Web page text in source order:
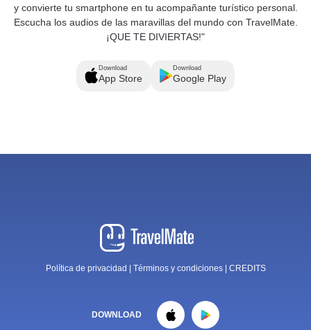
y convierte tu smartphone en tu acompañante turístico personal.
Escucha los audios de las maravillas del mundo con TravelMate.
¡QUE TE DIVIERTAS!"
Download
App Store
Download
Google Play
Política de privacidad Términos y condiciones CREDITS
DOWNLOAD